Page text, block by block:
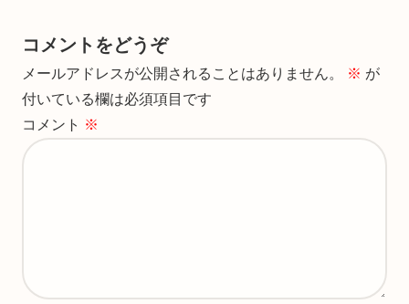
コメントをどうぞ
メールアドレスが公開されることはありません。 ※ が
付いている欄は必須項目です
コメント ※